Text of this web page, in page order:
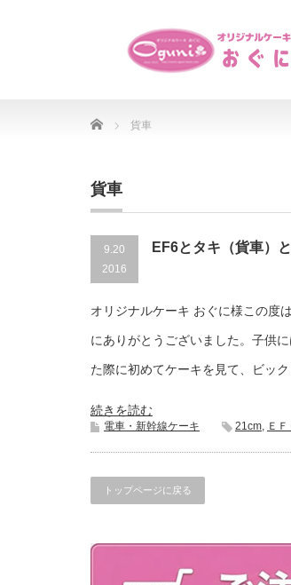
Home 貨車
貨車
9.20
2016
EF6とタキ（貨車）
オリジナルケーキ おぐに様この度
にありがとうございました。子供
た際に初めてケーキを見て、ビッ
続きを読む
電車・新幹線ケーキ 21cm, ＥＦ
トップページに戻る